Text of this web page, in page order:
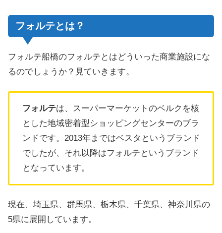
フォルテとは？
フォルテ船橋のフォルテとはどういった商業施設にな
るのでしょうか？見ていきます。
フォルテは、スーパーマーケットのベルクを核
とした地域密着型ショッピングセンターのブラ
ンドです。2013年まではベスタというブランド
でしたが、それ以降はフォルテというブランド
となっています。
現在、埼玉県、群馬県、栃木県、千葉県、神奈川県の
5県に展開しています。